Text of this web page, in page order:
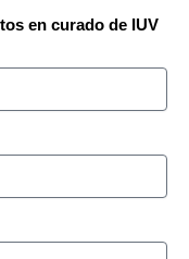
en curado de IUV